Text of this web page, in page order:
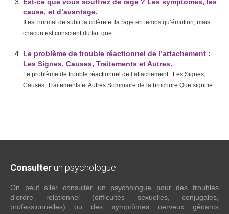
cause, et d’avantage.
Il est normal de subir la colère et la rage en temps qu’émotion, mais
chacun est conscient du fait que...
Le problème de trouble réactionnel de l’attachement :
Les Signes, Causes, Traitements et Autres.
Le problème de trouble réactionnel de l’attachement : Les Signes,
Causes, Traitements et Autres Sommaire de la brochure Que signifie...
Consulter un psychologue
On peut aller consulter un psychologue pour des troubles
d’ordre relationnel (difficultés sexuelles, conjugales,
professionnelles) ou des symptômes nerveux gênants